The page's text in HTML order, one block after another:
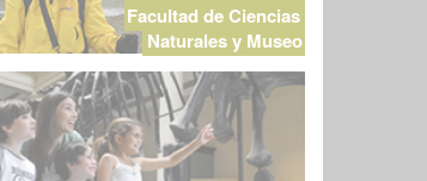
Facultad de Ciencias
Naturales y Museo